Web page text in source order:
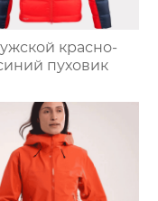
красно-
пуховик